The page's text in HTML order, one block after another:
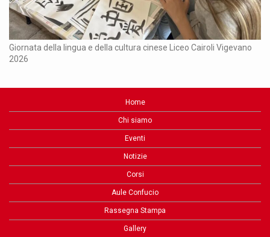
Giornata della lingua e della cultura cinese Liceo Cairoli Vigevano
2026
Home
Chi siamo
Eventi
Notizie
Corsi
Aule Confucio
Rassegna Stampa
Gallery